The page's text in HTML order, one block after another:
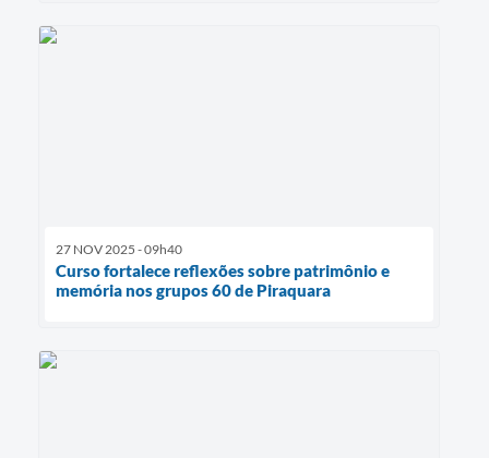
27 NOV 2025 - 09h40
Curso fortalece reflexões sobre patrimônio e
memória nos grupos 60 de Piraquara